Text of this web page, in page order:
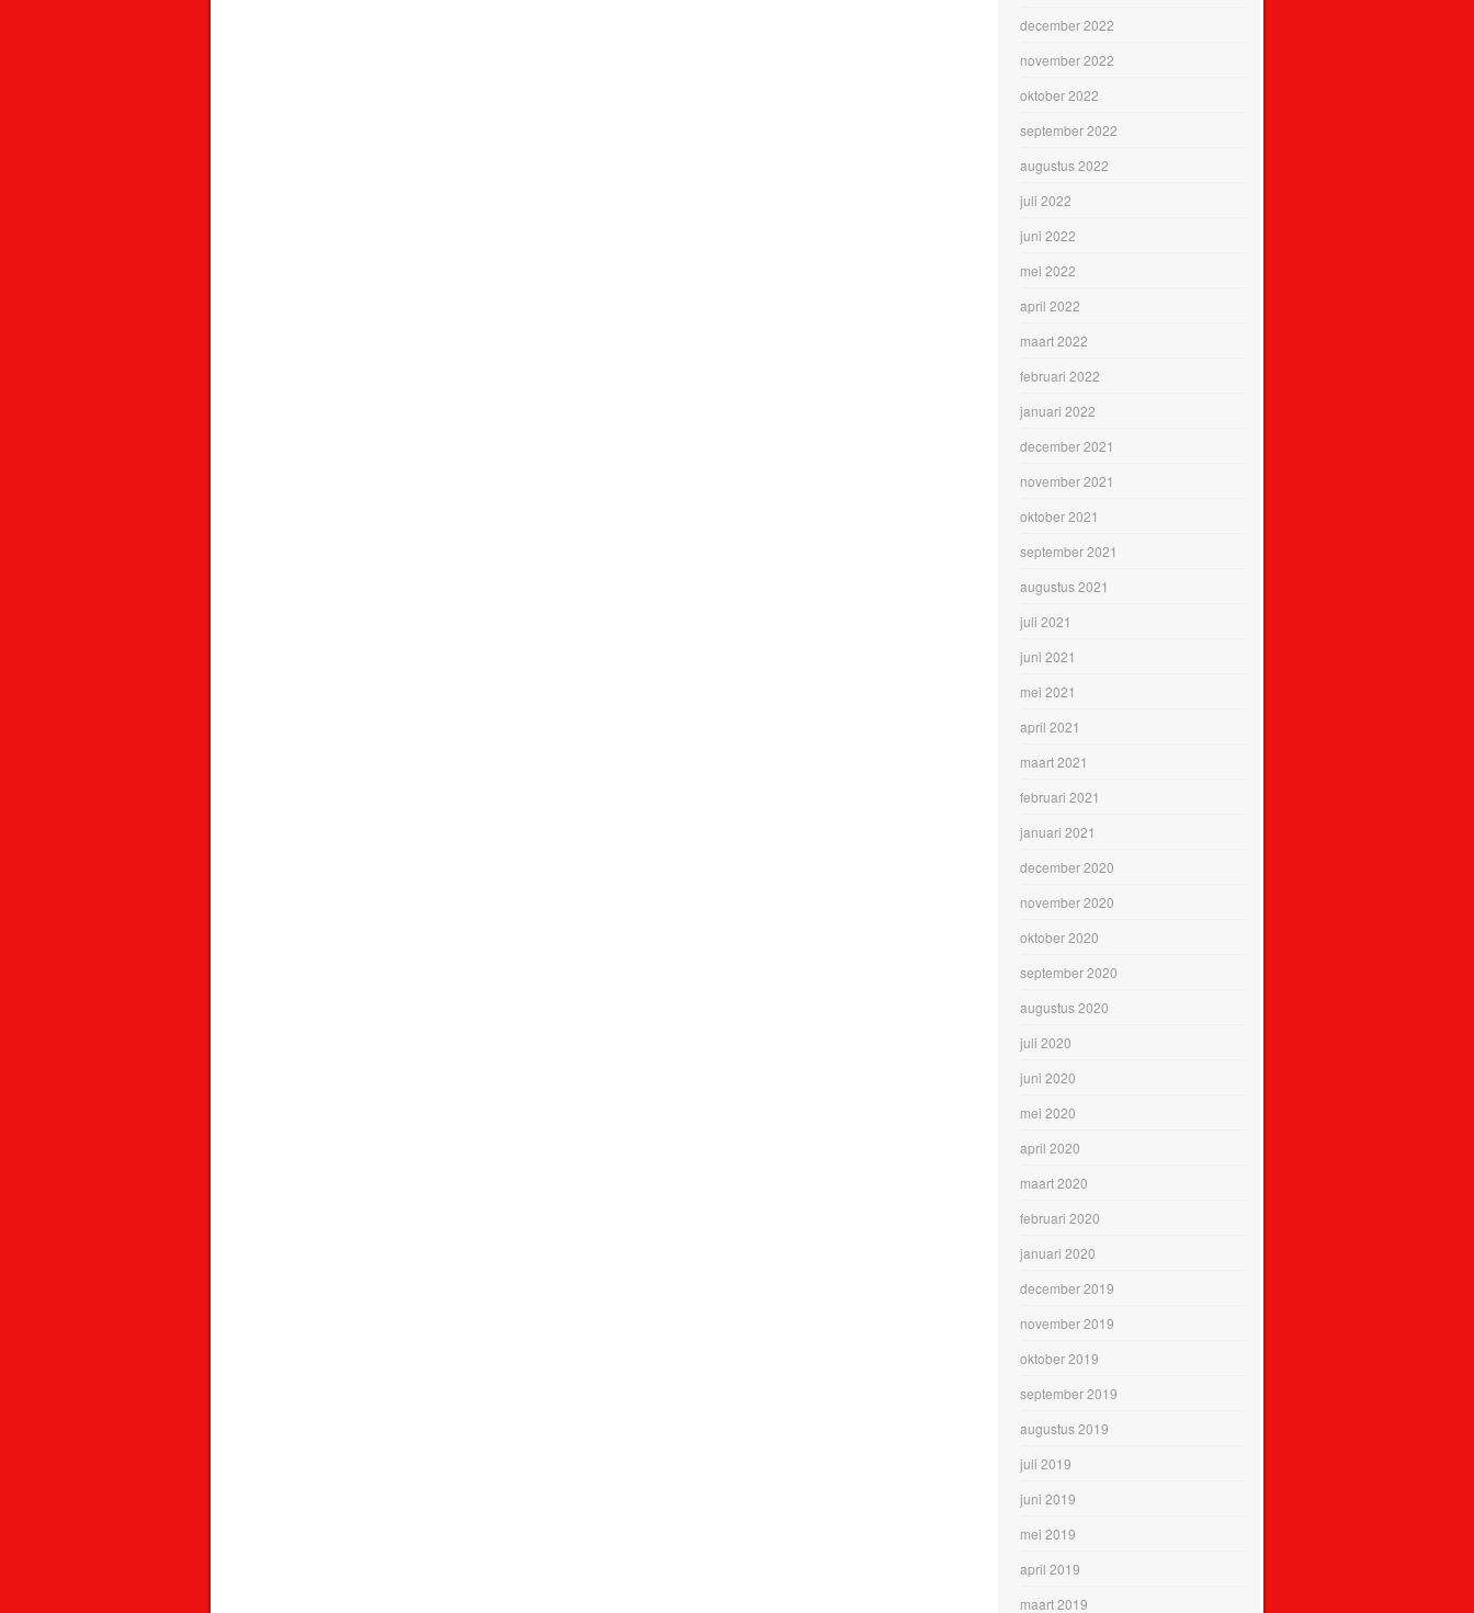
december 2022
november 2022
oktober 2022
september 2022
augustus 2022
juli 2022
juni 2022
mei 2022
april 2022
maart 2022
februari 2022
januari 2022
december 2021
november 2021
oktober 2021
september 2021
augustus 2021
juli 2021
juni 2021
mei 2021
april 2021
maart 2021
februari 2021
januari 2021
december 2020
november 2020
oktober 2020
september 2020
augustus 2020
juli 2020
juni 2020
mei 2020
april 2020
maart 2020
februari 2020
januari 2020
december 2019
november 2019
oktober 2019
september 2019
augustus 2019
juli 2019
juni 2019
mei 2019
april 2019
maart 2019